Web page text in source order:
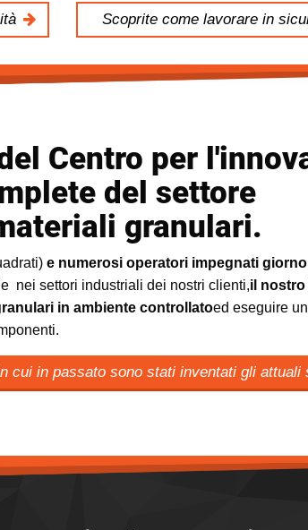
Scoprite come lavorare in
Centro per
del settore
granulari.
e numerosi operatori impegnati
nei settori industriali dei nostri clienti,il
in ambiente controllatoed eseguire
cui in passato sono stati inventati gli attuali